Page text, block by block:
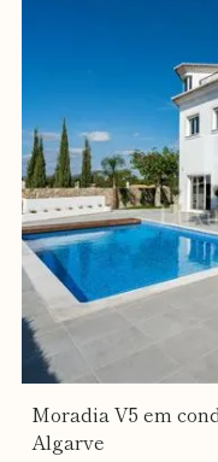
Moradia V5 em
Algarve